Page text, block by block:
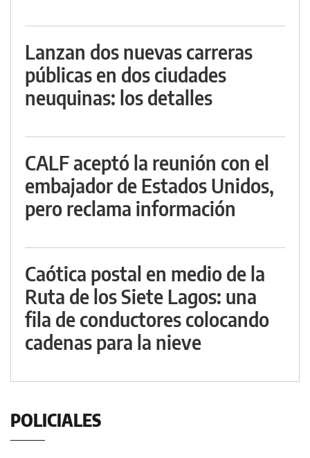
Lanzan dos nuevas carreras
públicas en dos ciudades
neuquinas: los detalles
CALF aceptó la reunión con el
embajador de Estados Unidos,
pero reclama información
Caótica postal en medio de la
Ruta de los Siete Lagos: una
fila de conductores colocando
cadenas para la nieve
POLICIALES